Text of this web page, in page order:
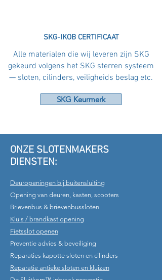
SKG-IKOB CERTIFICAAT
Alle materialen die wij leveren zijn SKG
gekeurd volgens het SKG sterren systeem
— sloten, cilinders, veiligheids beslag etc.
SKG Keurmerk
ONZE SLOTENMAKERS
DIENSTEN:
Deuropeningen bij buitensluiting
Opening van deuren, kasten, scooters
Brievenbus & brievenbussloten
Kluis / brandkast opening
Fietsslot openen
Preventie advies & beveiliging
Reparaties kapotte sloten en cilinders
Reparatie antieke sloten en kluizen